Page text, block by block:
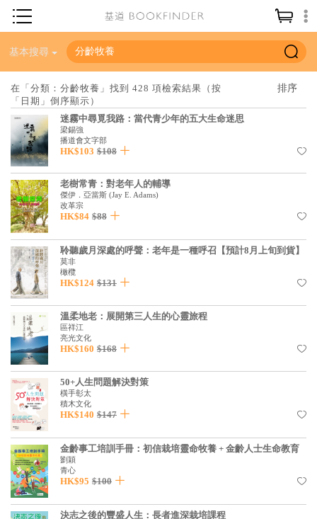
神學／教義
聖經
信仰入門
教會歷史
靈修／禱告
信徒生活
分齡牧養
社會／倫理
哲學／宗教比較
見證／傳記
文藝／勵志
童書
精選影音
禮品專區
得獎作品推介
暢銷榜
基本搜尋
在「分類：分齡牧養」找到 428 項檢索結果（按
「日期」倒序顯示）
迷霧中尋覓我路：當代青少年的五大生命迷思
梁錫強
播道會文字部
HK$103 $108
老樹常青：對老年人的輔導
傑伊．亞當斯 (Jay E. Adams)
改革宗
HK$84 $88
聆聽歲月深處的呼聲：老年是一種呼召【預計8月上旬到貨】
莫非
橄欖
HK$124 $131
溫柔地老：展開第三人生的心靈旅程
區祥江
亮光文化
HK$160 $168
50+人生問題解決對策
橫手彰太
積木文化
HK$140 $147
金齡事工培訓手冊：初信栽培靈命牧養 + 金齡人士生命教育
劉穎
青心
HK$95 $100
決志之後的豐盛人生：長者進深栽培課程